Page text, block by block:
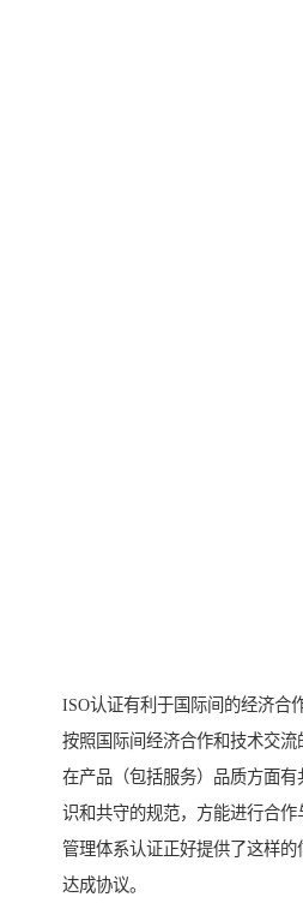
ISO认证有利于国际间的经济合
按照国际间经济合作和技术交
在产品（包括服务）品质方面有
识和共守的规范，方能进行合作
管理体系认证正好提供了这样
达成协议。